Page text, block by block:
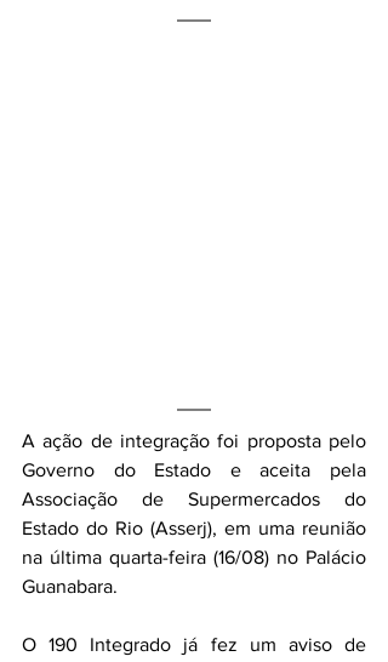
A ação de integração foi proposta pelo
Governo do Estado e aceita pela
Associação de Supermercados do
Estado do Rio (Asserj), em uma reunião
na última quarta-feira (16/08) no Palácio
Guanabara.
O 190 Integrado já fez um aviso de